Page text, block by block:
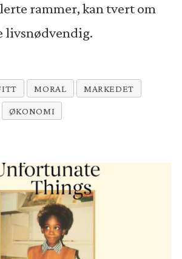
rammer, kan tvert om
livsnødvendig.
MORAL MARKEDET
ØKONOMI